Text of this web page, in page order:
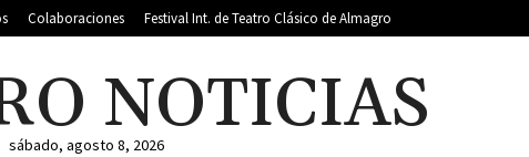
Colaboraciones Festival Int. de Teatro Clásico de Almagro
NOTICIAS
sábado, agosto 8, 2026